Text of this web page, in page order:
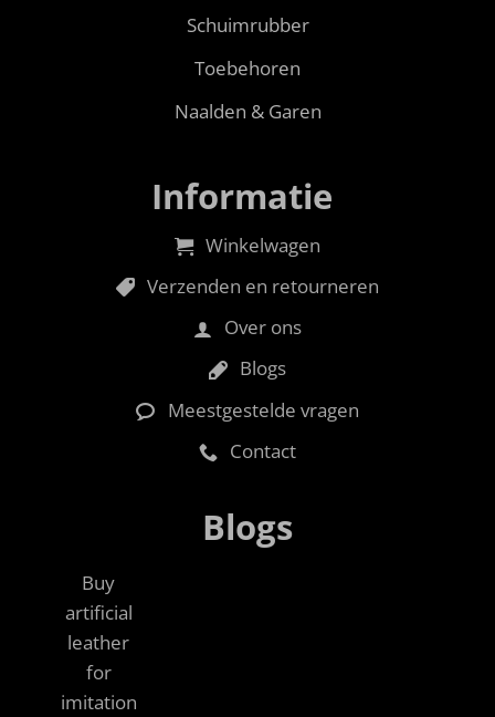
Schuimrubber
Toebehoren
Naalden & Garen
Informatie
Winkelwagen
Verzenden en retourneren
Over ons
Blogs
Meestgestelde vragen
Contact
Blogs
Buy
artificial
leather
for
imitation